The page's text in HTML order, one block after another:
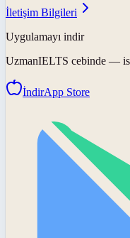
İletişim Bilgileri
Uygulamayı indir
UzmanIELTS cebinde —
İndirApp Store